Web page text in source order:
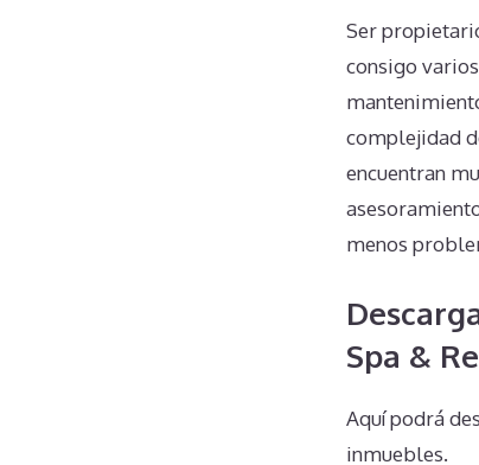
Ser
consigo
complejidad
encuentran
menos
Spa &
Aquí podrá
inmuebles.